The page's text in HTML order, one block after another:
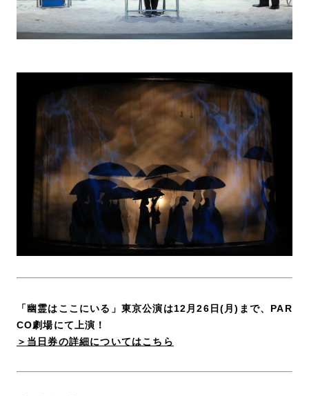
「幽霊はここにいる」東京公演は12月26日(月)まで、PAR
CO劇場にて上演！
＞当日券の詳細についてはこちら